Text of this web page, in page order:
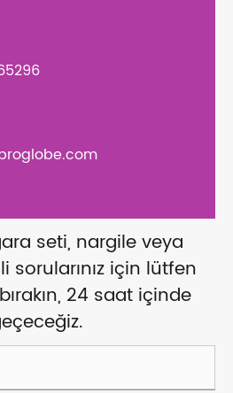
seti, nargile veya
sorularınız için lütfen
24 saat içinde